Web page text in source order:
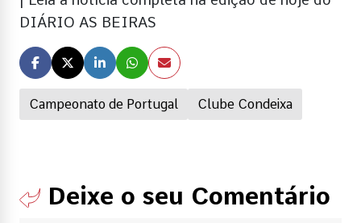
Campeonato de Portugal Clube Condeixa
DIÁRIO AS BEIRAS
Deixe o seu Comentário